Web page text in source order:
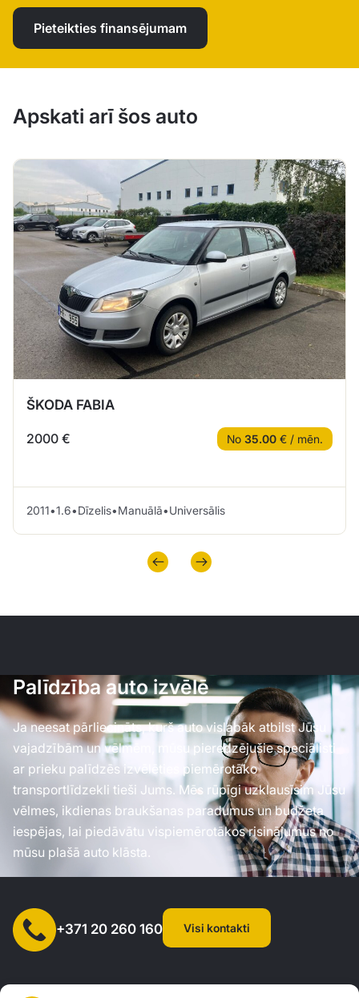
Pieteikties finansējumam
Apskati arī šos auto
ŠKODA FABIA
2000 € No 35.00 € / mēn.
2011•1.6•Dīzelis•Manuālā•Universālis
Palīdzība auto izvēlē
Ja neesat pārliecināts, kurš auto vislabāk atbilst Jūsu
vajadzībām un vēlmēm, mūsu pieredzējušie speciālisti
ar prieku palīdzēs izvēlēties piemērotāko
transportlīdzekli tieši Jums. Mēs rūpīgi uzklausīsim Jūsu
vēlmes, ikdienas braukšanas paradumus un budžeta
iespējas, lai piedāvātu vispiemērotākos risinājumus no
mūsu plašā auto klāsta.
+371 20 260 160 Visi kontakti